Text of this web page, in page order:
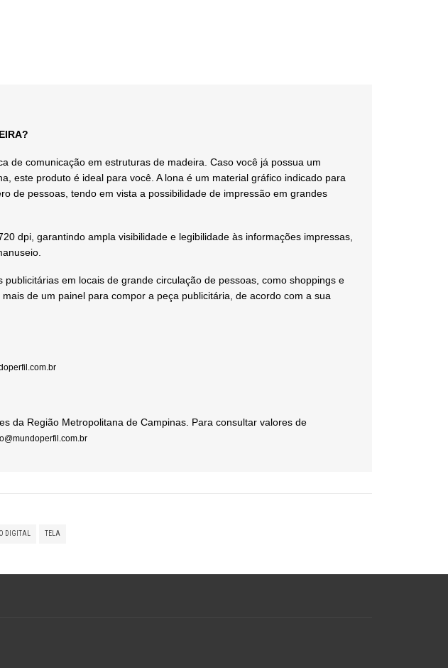
de comunicação em estruturas de madeira. Caso você já possua um
este produto é ideal para você. A lona é um material gráfico indicado para
de pessoas, tendo em vista a possibilidade de impressão em grandes
dpi, garantindo ampla visibilidade e legibilidade às informações impressas,
em locais de grande circulação de pessoas, como shoppings e
de um painel para compor a peça publicitária, de acordo com a sua
da Região Metropolitana de Campinas. Para consultar valores de
DIGITAL TELA